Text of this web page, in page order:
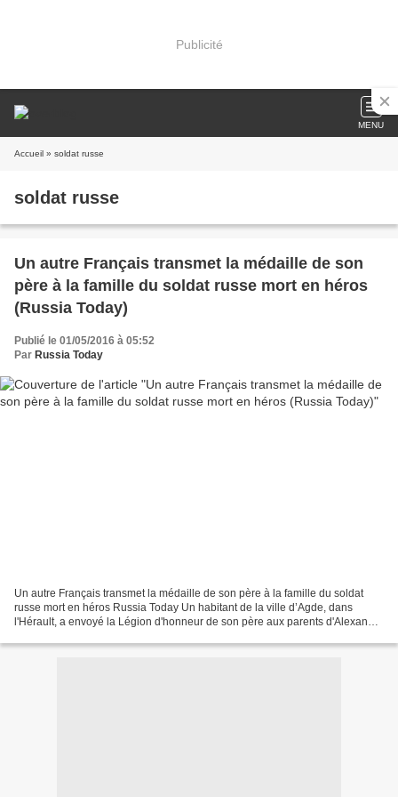
Publicité
MENU
Accueil » soldat russe
soldat russe
Un autre Français transmet la médaille de son
père à la famille du soldat russe mort en héros
(Russia Today)
Publié le 01/05/2016 à 05:52
Par Russia Today
Un autre Français transmet la médaille de son père à la famille du soldat
russe mort en héros Russia Today Un habitant de la ville d’Agde, dans
l'Hérault, a envoyé la Légion d'honneur de son père aux parents d'Alexandre